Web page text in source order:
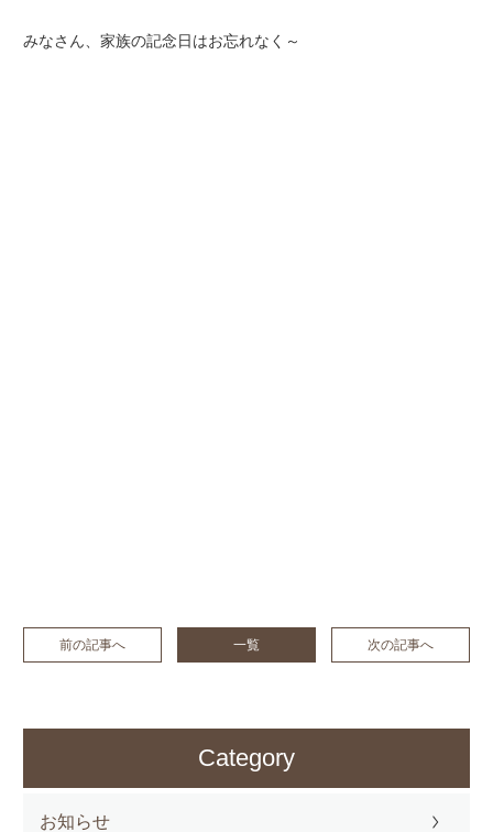
みなさん、家族の記念日はお忘れなく～
前の記事へ 一覧 次の記事へ
Category
お知らせ